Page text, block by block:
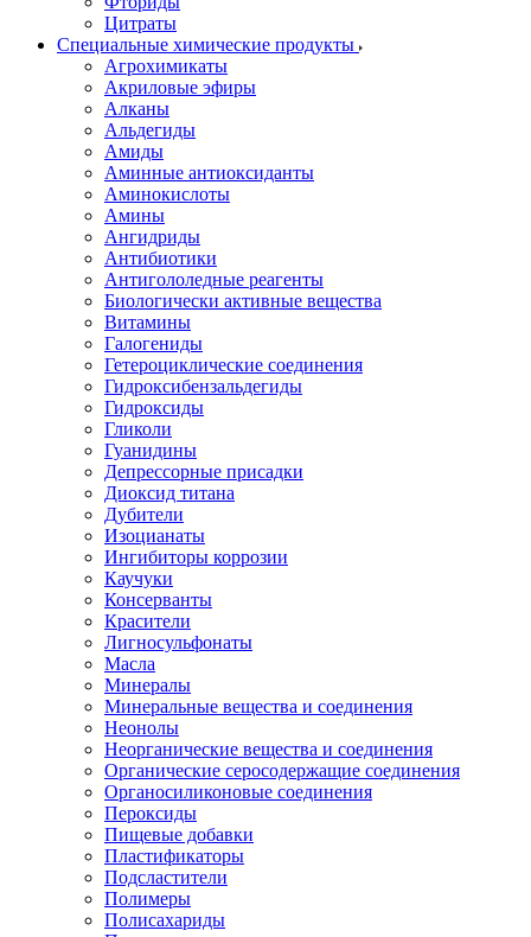
Цитраты
Специальные химические продукты
Агрохимикаты
Акриловые эфиры
Алканы
Альдегиды
Амиды
Аминные антиоксиданты
Аминокислоты
Амины
Ангидриды
Антибиотики
Антигололедные реагенты
Биологически активные вещества
Витамины
Галогениды
Гетероциклические соединения
Гидроксибензальдегиды
Гидроксиды
Гликоли
Гуанидины
Депрессорные присадки
Диоксид титана
Дубители
Изоцианаты
Ингибиторы коррозии
Каучуки
Консерванты
Красители
Лигносульфонаты
Масла
Минералы
Минеральные вещества и соединения
Неонолы
Неорганические вещества и соединения
Органические серосодержащие соединения
Органосиликоновые соединения
Пероксиды
Пищевые добавки
Пластификаторы
Подсластители
Полимеры
Полисахариды